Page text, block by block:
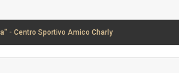
- Centro Sportivo Amico Charly